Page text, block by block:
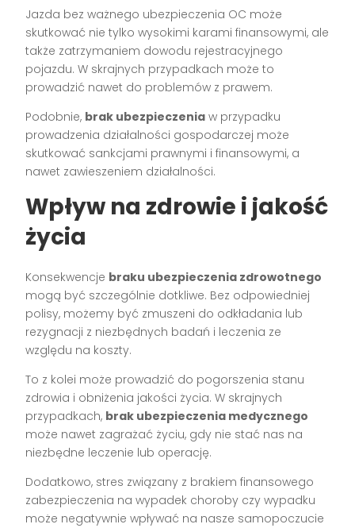
Jazda bez ważnego ubezpieczenia OC może
skutkować nie tylko wysokimi karami finansowymi, ale
także zatrzymaniem dowodu rejestracyjnego
pojazdu. W skrajnych przypadkach może to
prowadzić nawet do problemów z prawem.
Podobnie, brak ubezpieczenia w przypadku
prowadzenia działalności gospodarczej może
skutkować sankcjami prawnymi i finansowymi, a
nawet zawieszeniem działalności.
Wpływ na zdrowie i jakość
życia
Konsekwencje braku ubezpieczenia zdrowotnego
mogą być szczególnie dotkliwe. Bez odpowiedniej
polisy, możemy być zmuszeni do odkładania lub
rezygnacji z niezbędnych badań i leczenia ze
względu na koszty.
To z kolei może prowadzić do pogorszenia stanu
zdrowia i obniżenia jakości życia. W skrajnych
przypadkach, brak ubezpieczenia medycznego
może nawet zagrażać życiu, gdy nie stać nas na
niezbędne leczenie lub operację.
Dodatkowo, stres związany z brakiem finansowego
zabezpieczenia na wypadek choroby czy wypadku
może negatywnie wpływać na nasze samopoczucie